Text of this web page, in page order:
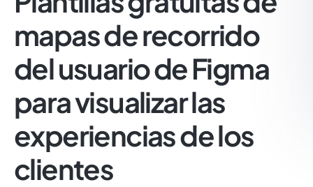
mapas de recorrido
del usuario de Figma
para visualizar las
experiencias de los
clientes